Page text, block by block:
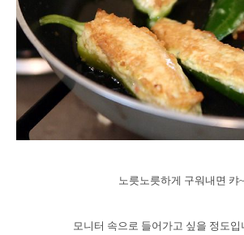
노릇노릇하게 구워내면 캬~
모니터 속으로 들어가고 싶을 정도입